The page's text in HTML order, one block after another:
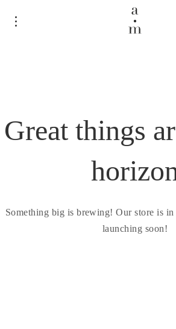
Great things
Something big is brewing! Our store is
launching soon!